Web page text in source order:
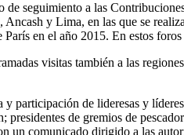
de seguimiento a las
Ancash y Lima, en las que se
en el año 2015. En estos
visitas también a las
y participación de lideresas y
presidentes de gremios de
un comunicado dirigido a las